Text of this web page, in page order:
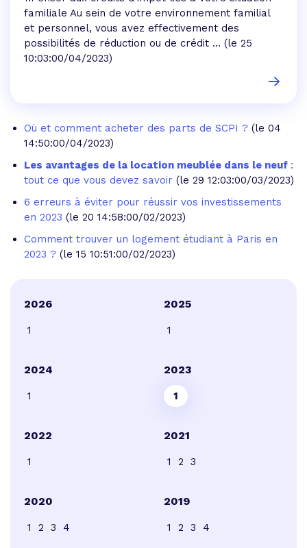
familiale Au sein de votre environnement familial
et personnel, vous avez effectivement des
possibilités de réduction ou de crédit ... (le 25
10:03:00/04/2023)
Où et comment acheter des parts de SCPI ? (le 04
14:50:00/04/2023)
Les avantages de la location meublée dans le neuf :
tout ce que vous devez savoir (le 29 12:03:00/03/2023)
6 erreurs à éviter pour réussir vos investissements
en 2023 (le 20 14:58:00/02/2023)
Comment trouver un logement étudiant à Paris en
2023 ? (le 15 10:51:00/02/2023)
2026
1
2025
1
2024
1
2023
1
2022
1
2021
1 2 3
2020
1 2 3 4
2019
1 2 3 4